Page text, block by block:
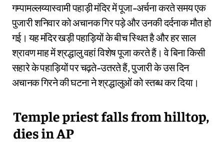
गम्पामल्लय्यास्वामी पहाड़ी मंदिर में पूजा-अर्चना करते समय एक
पुजारी शनिवार को अचानक गिर पड़े और उनकी दर्दनाक मौत हो
गई। यह मंदिर खड़ी पहाड़ियों के बीच स्थित है और हर साल
श्रावण माह में श्रद्धालु वहां विशेष पूजा करते हैं। वे बिना किसी
सहारे के पहाड़ियों पर चढ़ते-उतरते हैं, पुजारी के उस दिन
अचानक गिरने की घटना ने श्रद्धालुओं को स्तब्ध कर दिया।